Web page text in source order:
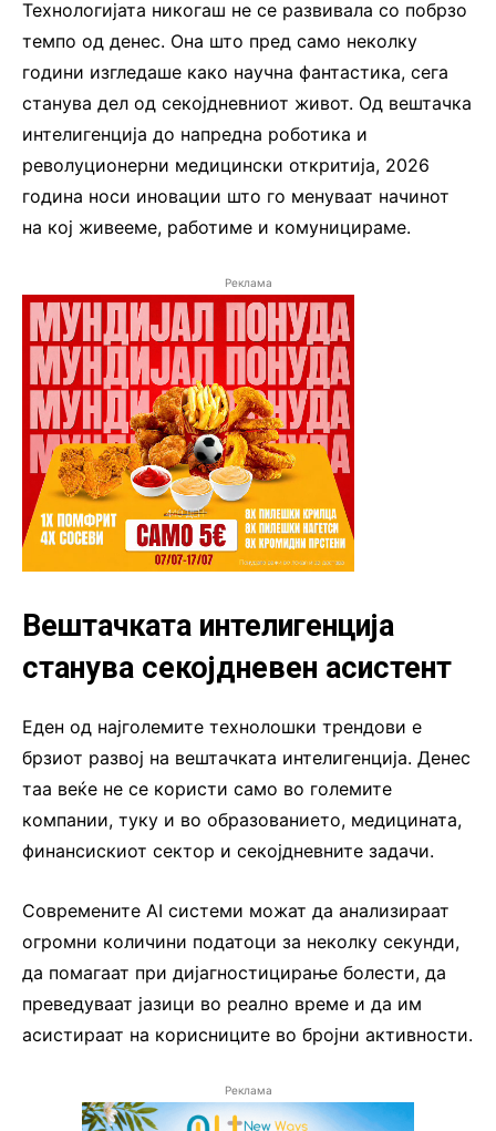
Технологијата никогаш не се развивала со побрзо
темпо од денес. Она што пред само неколку
години изгледаше како научна фантастика, сега
станува дел од секојдневниот живот. Од вештачка
интелигенција до напредна роботика и
револуционерни медицински откритија, 2026
година носи иновации што го менуваат начинот
на кој живееме, работиме и комуницираме.
Реклама
Вештачката интелигенција
станува секојдневен асистент
Еден од најголемите технолошки трендови е
брзиот развој на вештачката интелигенција. Денес
таа веќе не се користи само во големите
компании, туку и во образованието, медицината,
финансискиот сектор и секојдневните задачи.
Современите AI системи можат да анализираат
огромни количини податоци за неколку секунди,
да помагаат при дијагностицирање болести, да
преведуваат јазици во реално време и да им
асистираат на корисниците во бројни активности.
Реклама